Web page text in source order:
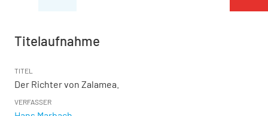
Titelaufnahme
TITEL
Der Richter von Zalamea.
VERFASSER